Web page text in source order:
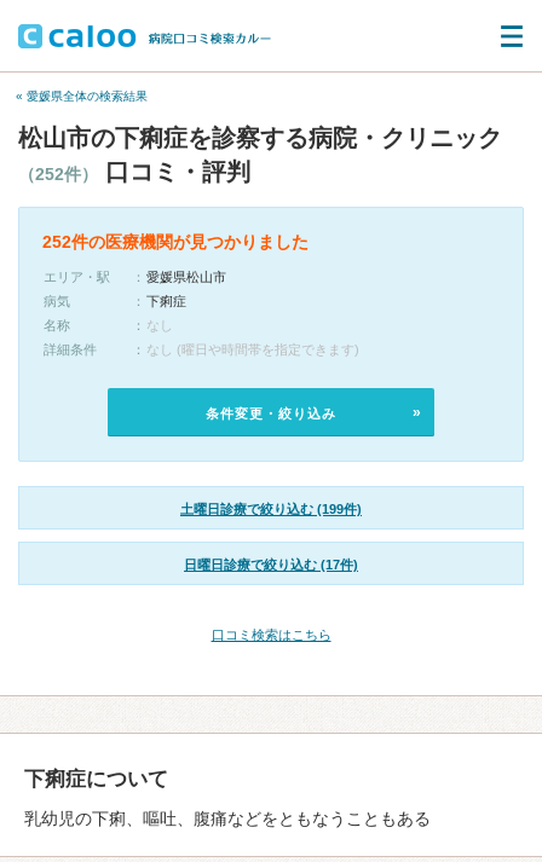
« 愛媛県全体の検索結果
松山市の下痢症を診察する病院・クリニック
（252件） 口コミ・評判
252件の医療機関が見つかりました
エリア・駅
愛媛県松山市
病気
下痢症
名称
なし
詳細条件
なし (曜日や時間帯を指定できます)
条件変更・絞り込み
土曜日診療で絞り込む (199件)
日曜日診療で絞り込む (17件)
口コミ検索はこちら
下痢症について
乳幼児の下痢、嘔吐、腹痛などをともなうこともある